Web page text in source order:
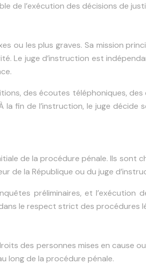
de l’exécution des décisions de
ou les plus graves. Sa mission
Le juge d’instruction est
des écoutes téléphoniques,
fin de l’instruction, le juge décide
de la procédure pénale. Ils sont
de la République ou du juge
préliminaires, et
le respect strict des procédures
des personnes mises en cause
long de la procédure pénale.